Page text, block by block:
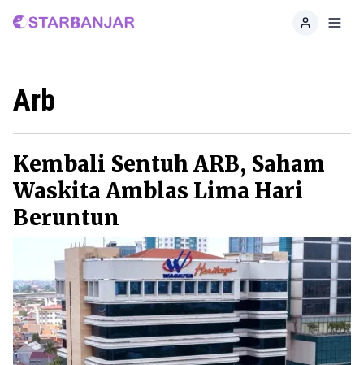
Home
Arb
Kembali Sentuh ARB, Saham
Waskita Amblas Lima Hari
Beruntun